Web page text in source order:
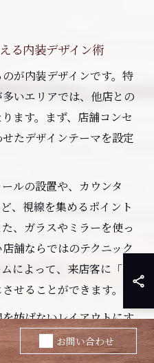
る内装デザイン術
が内装デザインです。特
いエリアでは、他店との
ます。まず、店舗コンセ
たデザインテーマを設定
ルの設置や、カウンタ
、視線を集めるポイント
、ガラスやミラーを使っ
舗ならではのテクニック
によって、来店客に「お
せることができます。
妨げないレイアウトにす
た設計が必要です。顧客の
すさと美しさを両立させ
お問い合わせ